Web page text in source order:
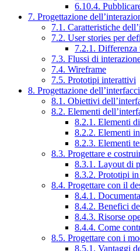
6.10.4.
7. Progettazione
7.1. Caratteristiche
7.2. User stories per
7.2.1. Differenza
7.3. Flussi di
7.4. Wireframe
7.5. Prototipi interattivi
8. Progettazione
8.1. Obiettivi
8.2. Elementi
8.2.1. Elementi
8.2.2. Elementi
8.2.3. Elementi
8.3. Progettare e
8.3.1. Layout di
8.3.2. Prototipi in
8.4. Progettare con il
8.4.1.
8.4.2. Benefici
8.4.3. Risorse
8.4.4. Come
8.5. Progettare con i
8.5.1. Vantaggi